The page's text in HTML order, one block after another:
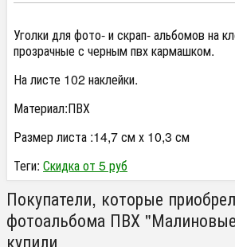
Уголки для фото- и скрап- альбомов на
прозрачные с черным пвх кармашком.
На листе 102 наклейки.
Материал:ПВХ
Размер листа :14,7 см х 10,3 см
Теги: Скидка от 5 руб
Покупатели, которые
фотоальбома ПВХ
купили